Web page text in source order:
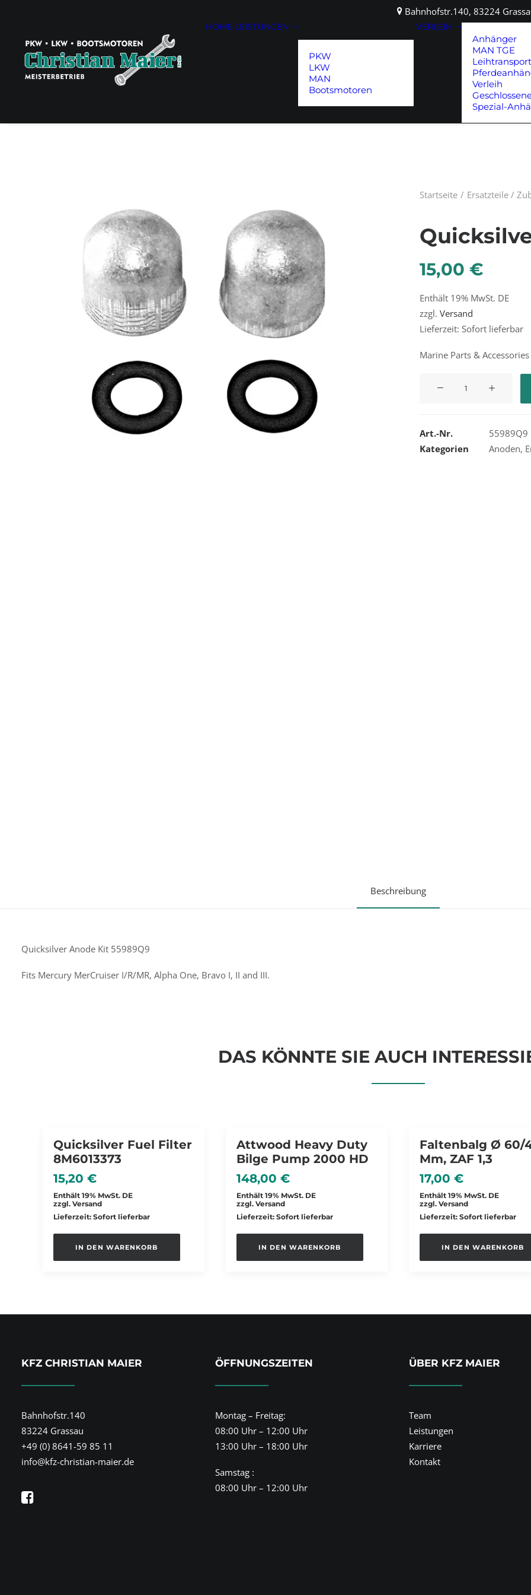
Bahnhofstr.140, 83224
HOME LEISTUNGEN
PKW
LKW
MAN
Bootsmotoren
VERLEIH
Anhänger
MAN TGE
Verleih
Spezial-
Startseite Ersatzteile /
15,00 €
Enthält 19% MwSt. DE
zzgl. Versand
Lieferzeit: Sofort lieferbar
Marine Parts & Accessories
Art.-Nr.
55989Q9
Kategorien
Anoden,
Beschreibung
Quicksilver Anode Kit 55989Q9
Fits Mercury MerCruiser I/R/MR, Alpha One, Bravo I, II and III.
DAS KÖNNTE SIE AUCH
Quicksilver Fuel Filter
8M6013373
15,20 €
Enthält 19% MwSt. DE
zzgl. Versand
Lieferzeit: Sofort lieferbar
IN DEN WARENKORB
Attwood Heavy Duty
Bilge Pump 2000 HD
148,00 €
Enthält 19% MwSt. DE
zzgl. Versand
Lieferzeit: Sofort lieferbar
IN DEN WARENKORB
Faltenbalg Ø 60/
Mm, ZAF 1,3
17,00 €
Enthält 19% MwSt. DE
zzgl. Versand
Lieferzeit: Sofort lieferbar
IN DEN WARENKORB
KFZ CHRISTIAN MAIER
Bahnhofstr.140
83224 Grassau
+49 (0) 8641-59 85 11
info@kfz-christian-maier.de
ÖFFNUNGSZEITEN
Montag – Freitag:
08:00 Uhr – 12:00 Uhr
13:00 Uhr – 18:00 Uhr
Samstag :
08:00 Uhr – 12:00 Uhr
ÜBER KFZ MAIER
Team
Leistungen
Karriere
Kontakt